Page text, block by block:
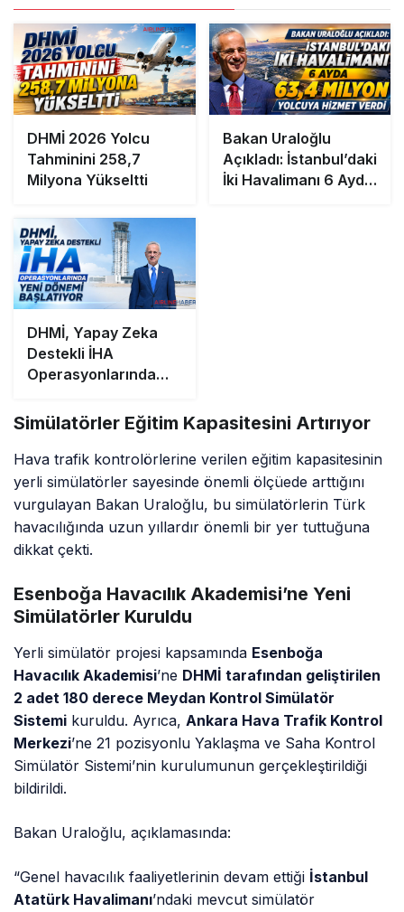
DHMİ 2026 Yolcu
Tahminini 258,7
Milyona Yükseltti
Bakan Uraloğlu
Açıkladı: İstanbul’daki
İki Havalimanı 6 Ayda
DHMİ, Yapay Zeka
Destekli İHA
Operasyonlarında
Başlatıyor
Simülatörler Eğitim Kapasitesini Artırıyor
Hava trafik kontrolörlerine verilen eğitim kapasitesinin
yerli simülatörler sayesinde önemli ölçüede arttığını
vurgulayan Bakan Uraloğlu, bu simülatörlerin Türk
havacılığında uzun yıllardır önemli bir yer tuttuğuna
dikkat çekti.
Esenboğa Havacılık Akademisi’ne Yeni
Simülatörler Kuruldu
Yerli simülatör projesi kapsamında Esenboğa
Havacılık Akademisi’ne DHMİ tarafından geliştirilen
2 adet 180 derece Meydan Kontrol Simülatör
Sistemi kuruldu. Ayrıca, Ankara Hava Trafik Kontrol
Merkezi’ne 21 pozisyonlu Yaklaşma ve Saha Kontrol
Simülatör Sistemi’nin kurulumunun gerçekleştirildiği
bildirildi.
Bakan Uraloğlu, açıklamasında:
“Genel havacılık faaliyetlerinin devam ettiği İstanbul
Atatürk Havalimanı’ndaki mevcut simülatör